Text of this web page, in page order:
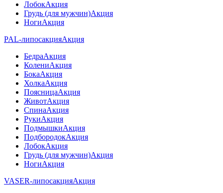
ЛобокАкция
Грудь (для мужчин)Акция
НогиАкция
PAL-липосакцияАкция
БедраАкция
КолениАкция
БокаАкция
ХолкаАкция
ПоясницаАкция
ЖивотАкция
СпинаАкция
РукиАкция
ПодмышкиАкция
ПодбородокАкция
ЛобокАкция
Грудь (для мужчин)Акция
НогиАкция
VASER-липосакцияАкция